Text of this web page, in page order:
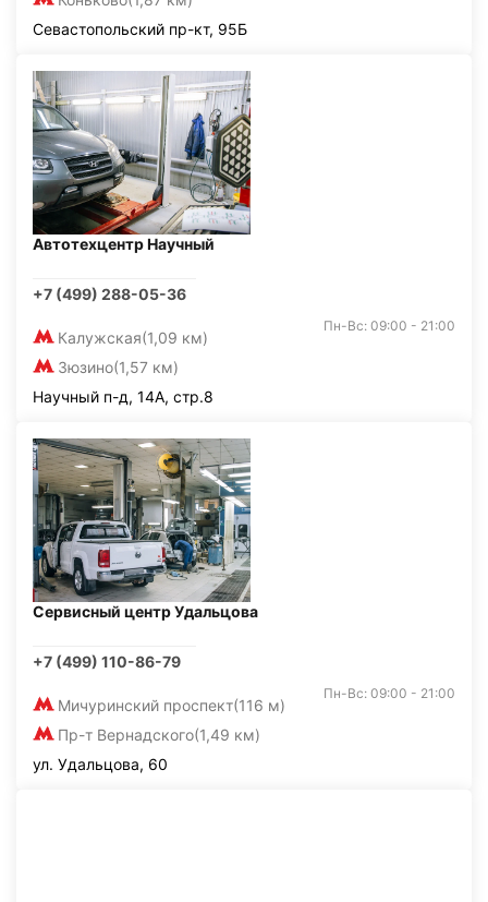
Севастопольский пр-кт, 95Б
Автотехцентр Научный
+7 (499) 288-05-36
Калужская(1,09 км)
Зюзино(1,57 км)
Пн-Вс: 09:00 - 21:00
Научный п-д, 14А, стр.8
Сервисный центр Удальцова
+7 (499) 110-86-79
Мичуринский проспект(116 м)
Пр-т Вернадского(1,49 км)
Пн-Вс: 09:00 - 21:00
ул. Удальцова, 60